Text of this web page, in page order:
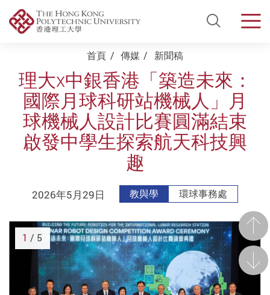
Open
Start main content首頁 傳媒 新聞稿
理大x中銀香港「築造未來：
國際月球科研站機械人」月
球機械人設計比賽圓滿結束
啟發中學生探索航天科技興
趣
2026年5月29日 教與學 環球事務處
前
後一
1 / 5